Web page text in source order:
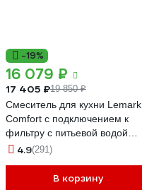
-19%
16 079 ₽
17 405 ₽19 850 ₽
Смеситель для кухни Lemark
Comfort с подключением к
фильтру с питьевой водой
LM3074C-Blue
4.9(291)
В корзину